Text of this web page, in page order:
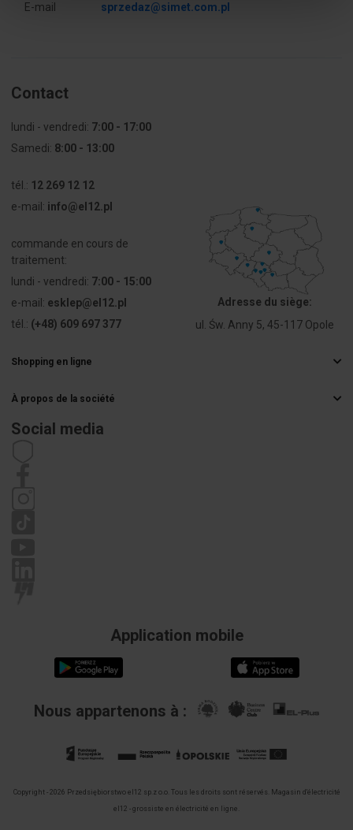
znamionowe
Prąd
41 A
Do
przewodów
jednożyłowych
Do
przewodów
elastycznych
Non
Do
wielożyłowych
Oui
Przekrój
elastycznego
0 ... 0 mm²
E-mail sprzedaz@simet.com.pl
Contact
lundi - vendredi: 7:00 - 17:00
Samedi: 8:00 - 13:00
tél.: 12 269 12 12
e-mail: info@el12.pl
commande en cours de
traitement:
lundi - vendredi: 7:00 - 15:00
e-mail: esklep@el12.pl
tél.: (+48) 609 697 377
Adresse du siège:
ul. Św. Anny 5, 45-117 Opole
Shopping en ligne
Méthodes de livraison
Paiements
À propos de la société
Carrière
Social media
Application mobile
Nous appartenons à :
Copyright - 2026 Przedsiębiorstwo el12 sp.z o.o. Tous les droits sont réservés. Magasin d'électricité
el12 - grossiste en électricité en ligne.